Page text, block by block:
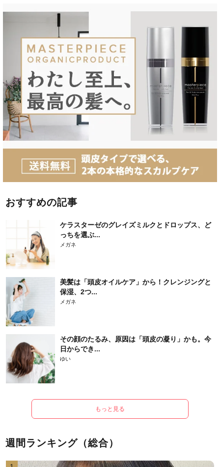
おすすめの記事
ケラスターゼのグレイズミルクとドロップス、ど
っちを選ぶ...
メガネ
美髪は「頭皮オイルケア」から！クレンジングと
保湿、2つ...
メガネ
その顔のたるみ、原因は「頭皮の凝り」かも。今
日からでき...
ゆい
もっと見る
週間ランキング（総合）